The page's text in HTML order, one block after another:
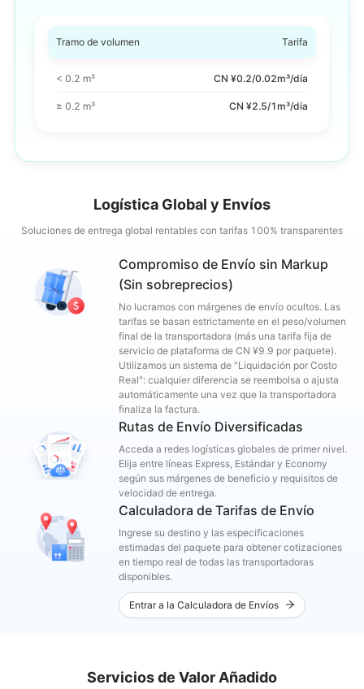
Tramo de volumen Tarifa
< 0.2 m³ CN ¥0.2/0.02m³/día
≥ 0.2 m³ CN ¥2.5/1m³/día
Logística Global y Envíos
Soluciones de entrega global rentables con tarifas 100% transparentes
Compromiso de Envío sin Markup
(Sin sobreprecios)
No lucramos con márgenes de envío ocultos. Las
tarifas se basan estrictamente en el peso/volumen
final de la transportadora (más una tarifa fija de
servicio de plataforma de CN ¥9.9 por paquete).
Utilizamos un sistema de "Liquidación por Costo
Real": cualquier diferencia se reembolsa o ajusta
automáticamente una vez que la transportadora
finaliza la factura.
Rutas de Envío Diversificadas
Acceda a redes logísticas globales de primer nivel.
Elija entre líneas Express, Estándar y Economy
según sus márgenes de beneficio y requisitos de
velocidad de entrega.
Calculadora de Tarifas de Envío
Ingrese su destino y las especificaciones
estimadas del paquete para obtener cotizaciones
en tiempo real de todas las transportadoras
disponibles.
Entrar a la Calculadora de Envíos
Servicios de Valor Añadido